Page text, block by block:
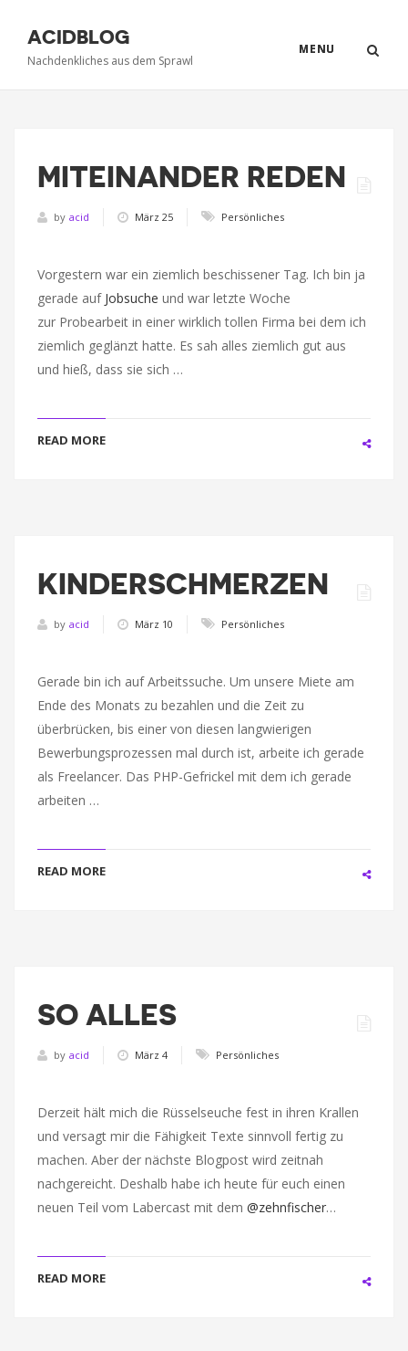
MENU
ACIDBLOG
Nachdenkliches aus dem Sprawl
MITEINANDER REDEN
by acid März 25 Persönliches
Vorgestern war ein ziemlich beschissener Tag. Ich bin ja
gerade auf Jobsuche und war letzte Woche
zur Probearbeit in einer wirklich tollen Firma bei dem ich
ziemlich geglänzt hatte. Es sah alles ziemlich gut aus
und hieß, dass sie sich …
READ MORE
KINDERSCHMERZEN
by acid März 10 Persönliches
Gerade bin ich auf Arbeitssuche. Um unsere Miete am
Ende des Monats zu bezahlen und die Zeit zu
überbrücken, bis einer von diesen langwierigen
Bewerbungsprozessen mal durch ist, arbeite ich gerade
als Freelancer. Das PHP-Gefrickel mit dem ich gerade
arbeiten …
READ MORE
SO ALLES
by acid März 4 Persönliches
Derzeit hält mich die Rüsselseuche fest in ihren Krallen
und versagt mir die Fähigkeit Texte sinnvoll fertig zu
machen. Aber der nächste Blogpost wird zeitnah
nachgereicht. Deshalb habe ich heute für euch einen
neuen Teil vom Labercast mit dem @zehnfischer…
READ MORE